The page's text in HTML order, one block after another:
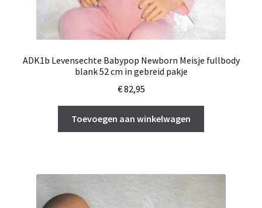
ADK1b Levensechte Babypop Newborn Meisje fullbody
blank 52 cm in gebreid pakje
€82,95
Toevoegen aan winkelwagen